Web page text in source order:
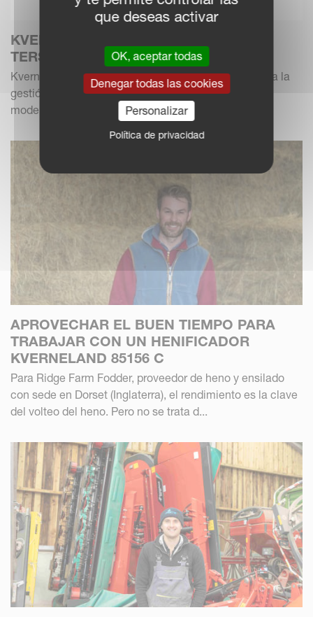
KVERNELAND PRESENTA LA NUEVA
TERSUS 4000
Kverneland Group amplía su gama de productos para la
gestión de forraje y residuos de cultivo con el nuevo
modelo de trituradora de martillos Kverneland...
APROVECHAR EL BUEN TIEMPO PARA
TRABAJAR CON UN HENIFICADOR
KVERNELAND 85156 C
Para Ridge Farm Fodder, proveedor de heno y ensilado
con sede en Dorset (Inglaterra), el rendimiento es la clave
del volteo del heno. Pero no se trata d...
que deseas activar
OK, aceptar todas
Denegar todas las cookies
Personalizar
Política de privacidad